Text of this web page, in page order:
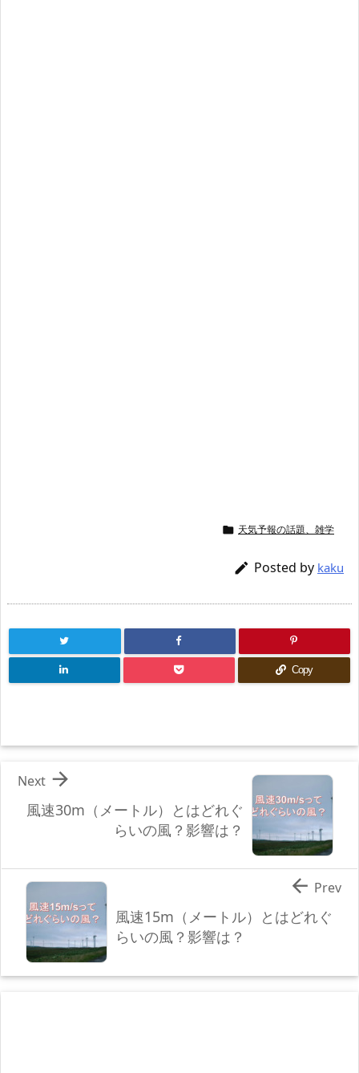
 天気予報の話題、雑学
 Posted by kaku
Copy
風速30m（メートル）とはどれぐ
らいの風？影響は？

Next
風速15m（メートル）とはどれぐ
らいの風？影響は？
 Prev